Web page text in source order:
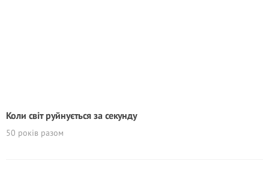
Коли світ руйнується за секунду
50 років разом